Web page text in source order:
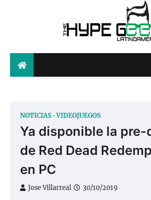
NOTICIAS VIDEOJUEGOS
Ya disponible la pre-
de Red Dead
en PC
Jose Villarreal 30/10/2019